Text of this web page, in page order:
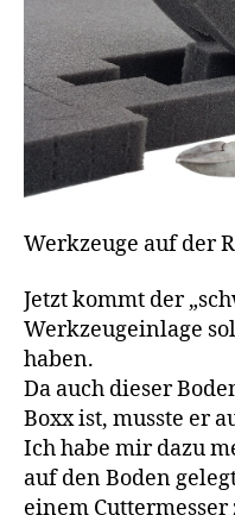
Werkzeuge auf der
Jetzt kommt der
Werkzeugeinlage
haben.
Da auch dieser
Boxx ist, musste er
Ich habe mir dazu
auf den Boden
einem